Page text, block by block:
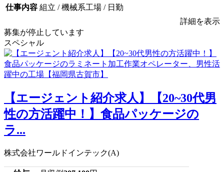
仕事内容 組立 / 機械系工場 / 日勤
詳細を表示
募集が停止しています
スペシャル
【エージェント紹介求人】【20~30代男
性の方活躍中！】食品パッケージの
ラ...
株式会社ワールドインテック(A)